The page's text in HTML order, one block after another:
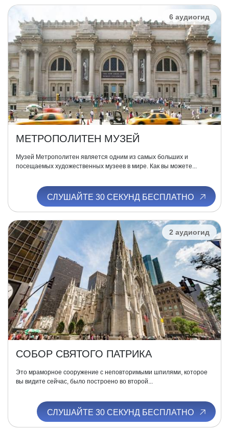
6 аудиогид
МЕТРОПОЛИТЕН МУЗЕЙ
Музей Метрополитен является одним из самых больших и
посещаемых художественных музеев в мире. Как вы можете...
СЛУШАЙТЕ 30 СЕКУНД БЕСПЛАТНО
2 аудиогид
СОБОР СВЯТОГО ПАТРИКА
Это мраморное сооружение с неповторимыми шпилями, которое
вы видите сейчас, было построено во второй...
СЛУШАЙТЕ 30 СЕКУНД БЕСПЛАТНО